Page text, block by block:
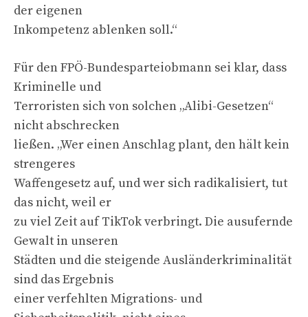
der eigenen
Inkompetenz ablenken soll.“
Für den FPÖ-Bundesparteiobmann sei klar, dass
Kriminelle und
Terroristen sich von solchen „Alibi-Gesetzen“
nicht abschrecken
ließen. „Wer einen Anschlag plant, den hält kein
strengeres
Waffengesetz auf, und wer sich radikalisiert, tut
das nicht, weil er
zu viel Zeit auf TikTok verbringt. Die ausufernde
Gewalt in unseren
Städten und die steigende Ausländerkriminalität
sind das Ergebnis
einer verfehlten Migrations- und